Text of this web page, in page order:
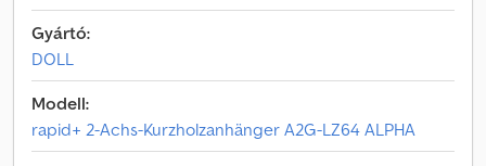
Gyártó:
DOLL
Modell:
rapid+ 2-Achs-Kurzholzanhänger A2G-LZ64 ALPHA